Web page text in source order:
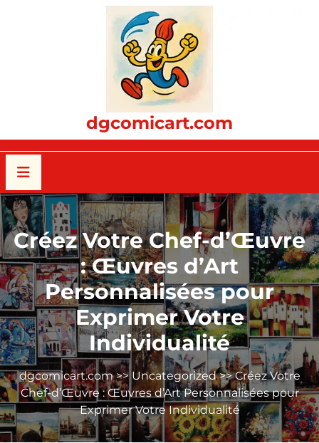
dgcomicart.com
Créez Votre Chef-d’Œuvre
: Œuvres d’Art
Personnalisées pour
Exprimer Votre
Individualité
dgcomicart.com>> Uncategorized>> Créez Votre
Chef-d’Œuvre : Œuvres d’Art Personnalisées pour
Exprimer Votre Individualité